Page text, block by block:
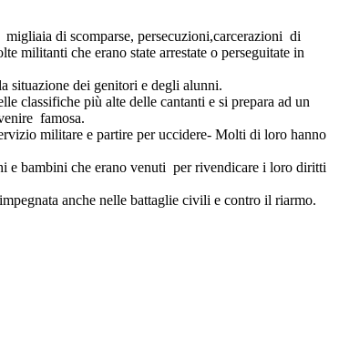
di scomparse, persecuzioni,carcerazioni di
militanti che erano state arrestate o perseguitate in
situazione dei genitori e degli alunni.
classifiche più alte delle cantanti e si prepara ad un
famosa.
militare e partire per uccidere- Molti di loro hanno
e bambini che erano venuti per rivendicare i loro diritti
anche nelle battaglie civili e contro il riarmo.